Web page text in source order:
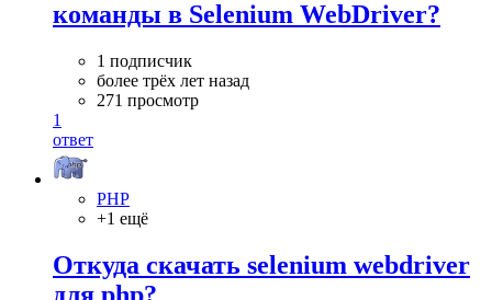
команды в Selenium WebDriver?
1 подписчик
более трёх лет назад
271 просмотр
1
ответ
PHP
+1 ещё
Откуда скачать selenium webdriver